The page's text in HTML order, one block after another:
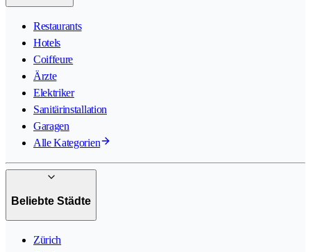
Restaurants
Hotels
Coiffeure
Ärzte
Elektriker
Sanitärinstallation
Garagen
Alle Kategorien
Beliebte Städte
Zürich